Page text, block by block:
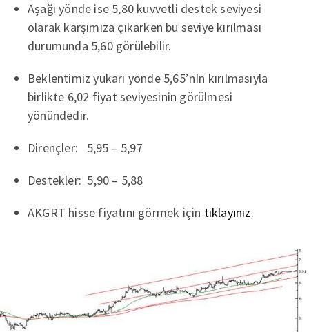
Aşağı yönde ise 5,80 kuvvetli destek seviyesi
olarak karşımıza çıkarken bu seviye kırılması
durumunda 5,60 görülebilir.
Beklentimiz yukarı yönde 5,65’nIn kırılmasıyla
birlikte 6,02 fiyat seviyesinin görülmesi
yönündedir.
Dirençler: 5,95 – 5,97
Destekler: 5,90 – 5,88
AKGRT hisse fiyatını görmek için tıklayınız.